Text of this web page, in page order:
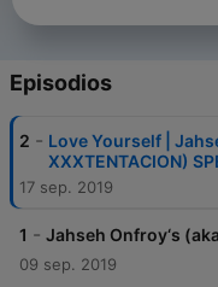
Episodios
2 - Love Yourself |
XXXTENTACION)
17 sep. 2019
1 - Jahseh Onfroy‘s
09 sep. 2019